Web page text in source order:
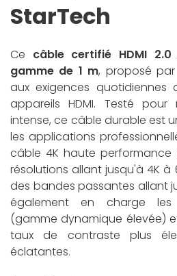
StarTech
Ce câble certifié HDMI
gamme de 1 m, proposé par
aux exigences
appareils HDMI. Testé
intense, ce câble durable est
les applications
câble 4K haute
résolutions allant jusqu'à 4K à
des bandes passantes allant
également en charge les
(gamme dynamique élevée)
taux de contraste plus
éclatantes.